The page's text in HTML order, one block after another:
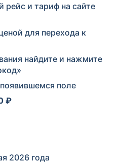
и тариф на сайте
для перехода к
найдите и нажмите
поле
₽
2026 года